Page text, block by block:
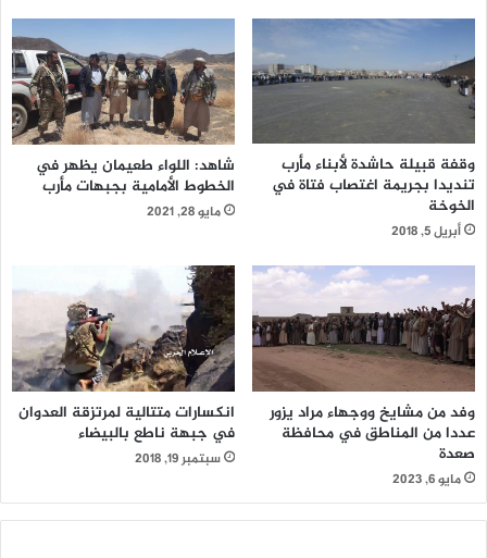
وقفة قبيلة حاشدة لأبناء مأرب
تنديدا بجريمة اغتصاب فتاة في
الخوخة
أبريل 5, 2018
شاهد: اللواء طعيمان يظهر في
الخطوط الأمامية بجبهات مأرب
مايو 28, 2021
وفد من مشايخ ووجهاء مراد يزور
عددا من المناطق في محافظة
صعدة
مايو 6, 2023
انكسارات متتالية لمرتزقة العدوان
في جبهة ناطع بالبيضاء
سبتمبر 19, 2018